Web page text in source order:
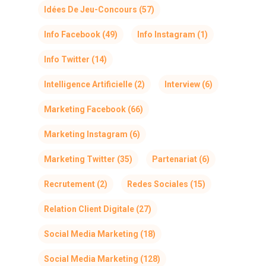
Idées De Jeu-Concours (57)
Info Facebook (49) Info Instagram (1)
Info Twitter (14)
Intelligence Artificielle (2) Interview (6)
Marketing Facebook (66)
Marketing Instagram (6)
Marketing Twitter (35) Partenariat (6)
Recrutement (2) Redes Sociales (15)
Relation Client Digitale (27)
Social Media Marketing (18)
Social Media Marketing (128)